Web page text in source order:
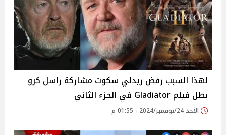
لهذا السبب رفض ريدلي سكوت مشاركة راسل كرو
بطل فيلم Gladiator في الجزء الثاني
الأحد 24/نوفمبر/2024 - 01:55 م